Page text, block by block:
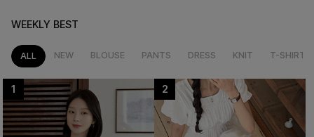
WEEKLY BEST
ALL NEW BLOUSE PANTS DRESS KNIT T-SHIRT